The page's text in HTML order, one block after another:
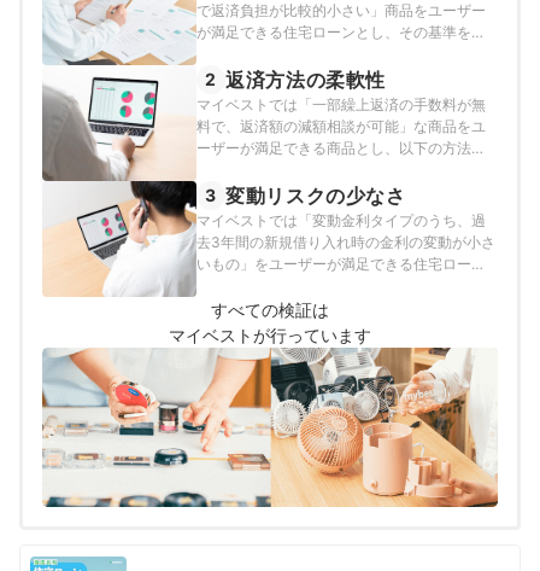
で返済負担が比較的小さい」商品をユーザー
が満足できる住宅ローンとし、その基準を試
方法で検証を行いました。付帯する保障の種
類や適用する割引の種類に応じて、以下の4パ
ターンで検証を行っています。死亡高度障害
保障死亡高度障害保障・省エネ住宅割がん
お、デフォルトで表示される「おすすめ順」
のランキングは、死亡高度障害保障をつけた
総返済額をもとに作成しています。2026年8
月3日時点の情報をもとに検証を行なっていま
す。
2 返済方法の柔軟性
マイベストでは「一部繰上返済の手数料が無
料で、返済額の減額相談が可能」な商品をユ
ーザーが満足できる商品とし、以下の方法で
報をもとに検証を行なっています。
3 変動リスクの少なさ
マイベストでは「変動金利タイプのうち、過
去3年間の新規借り入れ時の金利の変動が小さ
いもの」をユーザーが満足できる住宅ローン
準偏差・上昇幅の中央値以下と定めて以下の
方法で検証を行いました。なお、この項目は
ランキングの総合評価には含まれておりませ
ん。2026年8月3日時点の情報をもとに検証を
行なっています。
すべての検証は
マイベストが行っています